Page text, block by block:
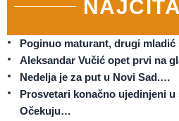
Poginuo maturant, drugi
Aleksandar Vučić opet prvi na
Nedelja je za put u Novi Sad.…
Prosvetari konačno ujedinjeni
Očekuju…